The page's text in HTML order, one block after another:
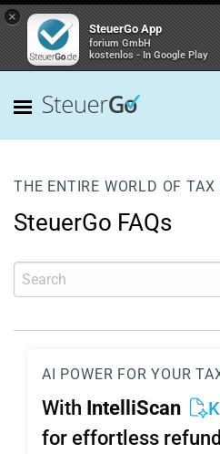
×
SteuerGo App
forium GmbH
kostenlos - In Google Play
THE ENTIRE WORLD OF TAX
SteuerGo FAQs
AI POWER FOR YOUR
With IntelliScan
for effortless